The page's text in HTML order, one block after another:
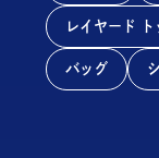
レイヤード ト
バッグ